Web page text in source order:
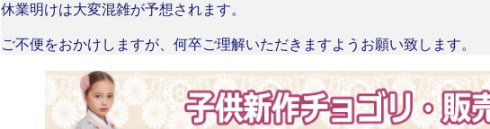
休業明けは大変混雑が予想されます。
ご不便をおかけしますが、何卒ご理解いただきますようお願い致します。